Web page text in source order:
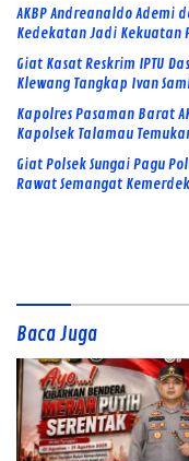
AKBP Andreanaldo Ademi
Kedekatan Jadi Kekuatan
Giat Kasat Reskrim IPTU
Klewang Tangkap Ivan
Kapolres Pasaman Barat
Kapolsek Talamau
Giat Polsek Sungai Pagu
Rawat Semangat
Baca Juga